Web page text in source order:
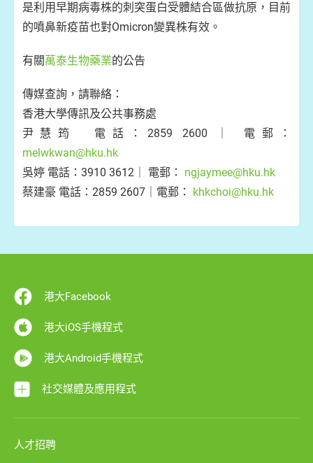
是利用早期病毒株的刺突蛋白受體結合區做抗原，目前
的噴鼻新疫苗也對Omicron變異株有效。
有關萬泰生物藥業的公告
傳媒查詢，請聯絡：
香港大學傳訊及公共事務處
尹慧筠 電話：2859 2600 ｜ 電郵：
melwkwan@hku.hk
吳婷 電話：3910 3612｜ 電郵： ngjaymee@hku.hk
蔡建豪 電話：2859 2607｜電郵： khkchoi@hku.hk
港大Facebook
港大iOS手機程式
港大Android手機程式
社交媒體及應用程式
人才招聘